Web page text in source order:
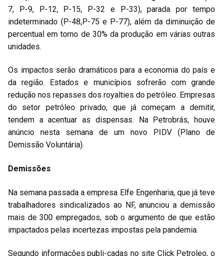
7, P-9, P-12, P-15, P-32 e P-33), parada por tempo
indeterminado (P-48,P-75 e P-77), além da diminuição de
percentual em torno de 30% da produção em várias outras
unidades.
Os impactos serão dramáticos para a economia do país e
da região. Estados e municípios sofrerão com grande
redução nos repasses dos royalties do petróleo. Empresas
do setor petróleo privado, que já começam a demitir,
tendem a acentuar as dispensas. Na Petrobrás, houve
anúncio nesta semana de um novo PIDV (Plano de
Demissão Voluntária).
Demissões
Na semana passada a empresa Elfe Engenharia, que já teve
trabalhadores sindicalizados ao NF, anunciou a demissão
mais de 300 empregados, sob o argumento de que estão
impactados pelas incertezas impostas pela pandemia.
Segundo informações publi-cadas no site Click Petroleo, o